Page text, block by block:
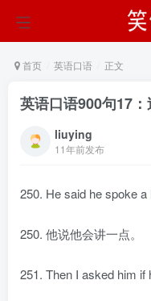
首页 英语口语 正文
英语口语900句17
liuying
11年前发布
250. He said he spoke a
250. 他说他会讲一点。
251. Then I asked him